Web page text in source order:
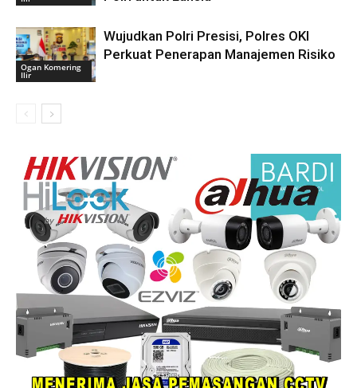
Ogan Komering
Ilir
Wujudkan Polri Presisi, Polres OKI
Perkuat Penerapan Manajemen Risiko